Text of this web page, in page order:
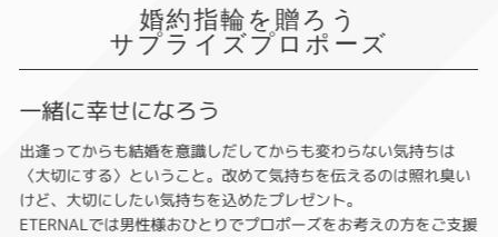
婚約指輪を贈ろう
サプライズプロポーズ
一緒に幸せになろう
出逢ってからも結婚を意識しだしてからも変わらない気持ちは
〈大切にする〉ということ。改めて気持ちを伝えるのは照れ臭い
けど、大切にしたい気持ちを込めたプレゼント。
ETERNALでは男性様おひとりでプロポーズをお考えの方をご支援